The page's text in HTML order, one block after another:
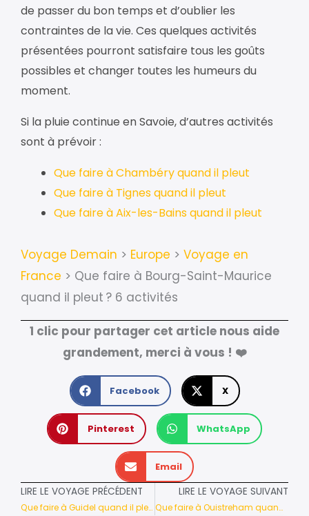
de passer du bon temps et d’oublier les
contraintes de la vie. Ces quelques activités
présentées pourront satisfaire tous les goûts
possibles et changer toutes les humeurs du
moment.
Si la pluie continue en Savoie, d’autres activités
sont à prévoir :
Que faire à Chambéry quand il pleut
Que faire à Tignes quand il pleut
Que faire à Aix-les-Bains quand il pleut
Voyage Demain > Europe > Voyage en
France > Que faire à Bourg-Saint-Maurice
quand il pleut ? 6 activités
1 clic pour partager cet article nous aide
grandement, merci à vous ! ❤️
Facebook X
Pinterest WhatsApp
Email
LIRE LE VOYAGE PRÉCÉDENT
Que faire à Guidel quand il pleut ? 7 activités
LIRE LE VOYAGE SUIVANT
Que faire à Ouistreham quand il pleut ? 6 activités